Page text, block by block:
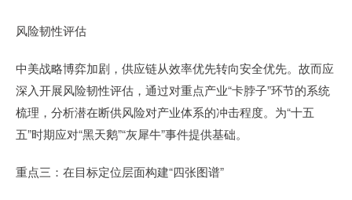
风险韧性评估
中美战略博弈加剧，供应链从效率优先转向安全优先。故而应
深入开展风险韧性评估，通过对重点产业“卡脖子”环节的系统
梳理，分析潜在断供风险对产业体系的冲击程度。为“十五
五”时期应对“黑天鹅”“灰犀牛”事件提供基础。
重点三：在目标定位层面构建“四张图谱”